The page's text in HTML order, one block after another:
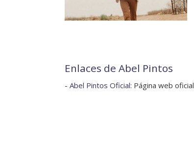
Enlaces de Abel Pintos
- Abel Pintos Oficial: Página web oficial